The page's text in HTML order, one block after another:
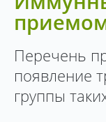
Перечень
появление
группы